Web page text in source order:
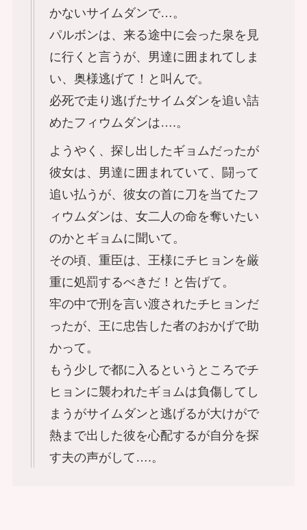
かないサイムダンで…。
パルボンは、来る途中に会った泉を見
に行くと言うが、男達に囲まれてしま
い、奥様逃げて！と叫んで。
必死で走り逃げたサイムダンを追い詰
めたフィウムダンは….。
ようやく、探し出したギョムだったが
彼女は、男達に囲まれていて、闘って
追い払うが、彼女の首に刀を当てたフ
ィウムダンは、女二人の命を奪いたい
のかとギョムに聞いて。
その頃、重臣は、王様にチヒョンを厳
重に処罰するべきだ！と告げて。
牢の中で刑を言い渡されたチヒョンだ
ったが、王に忠告した者のおかげで助
かって。
もう少しで都に入るというところでチ
ヒョンに襲われたギョムは負傷してし
まうがサイムダンと逃げるが大けがで
熱まで出した彼を心配するが自分を探
す夫の声がして….。